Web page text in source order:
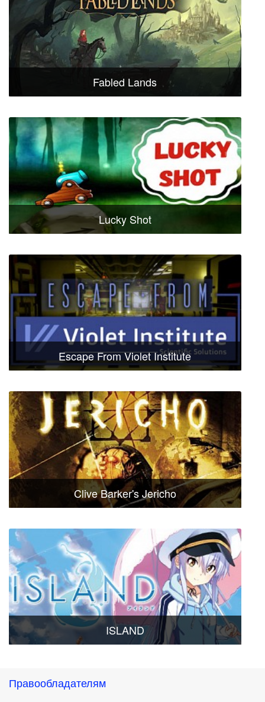
Fabled Lands
Lucky Shot
Escape From Violet Institute
Clive Barker's Jericho
ISLAND
Правообладателям